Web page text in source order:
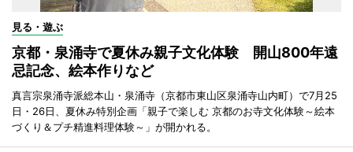
見る・遊ぶ
京都・泉涌寺で夏休み親子文化体験 開山800年遠
忌記念、絵本作りなど
真言宗泉涌寺派総本山・泉涌寺（京都市東山区泉涌寺山内町）で7月25
日・26日、夏休み特別企画「親子で楽しむ 京都のお寺文化体験～絵本
づくり＆プチ精進料理体験～」が開かれる。